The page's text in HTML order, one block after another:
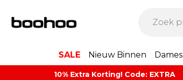
SALE Nieuw Binnen Dames
10% Extra Korting! Code: EXTRA​